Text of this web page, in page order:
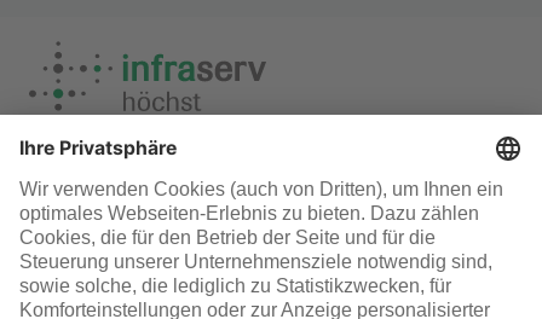
Entsorgung
Infraserv Höchst